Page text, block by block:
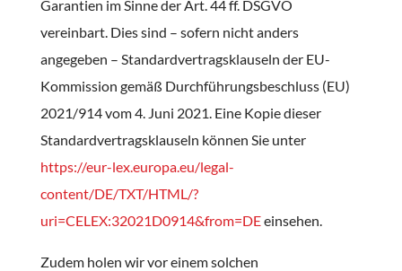
Garantien im Sinne der Art. 44 ff. DSGVO
vereinbart. Dies sind – sofern nicht anders
angegeben – Standardvertragsklauseln der EU-
Kommission gemäß Durchführungsbeschluss (EU)
2021/914 vom 4. Juni 2021. Eine Kopie dieser
Standardvertragsklauseln können Sie unter
https://eur-lex.europa.eu/legal-
content/DE/TXT/HTML/?
uri=CELEX:32021D0914&from=DEeinsehen.
Zudem holen wir vor einem solchen